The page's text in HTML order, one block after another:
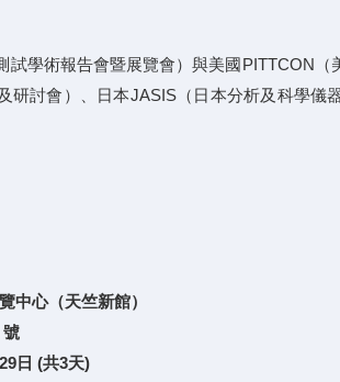
試學術報告會暨展覽會）與美國PITTCON
研討會）、日本JASIS（日本分析及科學
中心（天竺新館）
號
日 (共3天)